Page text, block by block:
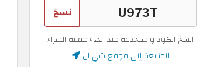
نسخ
انسخ الكود واستخدمه عند انهاء عملية الشراء
المتابعة إلى موقع شي ان